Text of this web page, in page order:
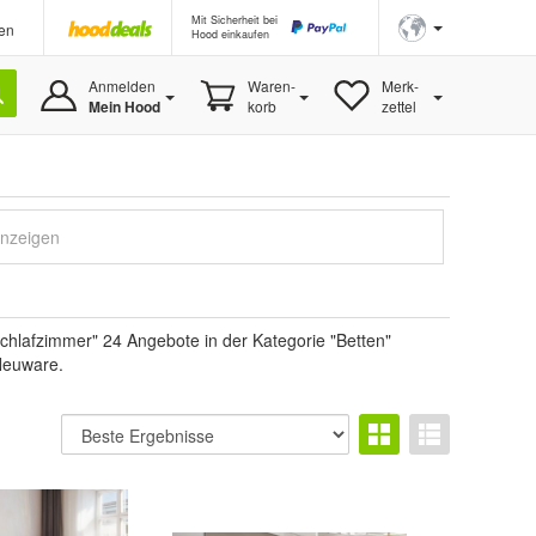
Mit Sicherheit bei
Hood einkaufen
Anmelden
Mein Hood
Waren-
korb
Merk-
zettel
24 Angebote in der Kategorie "Betten"